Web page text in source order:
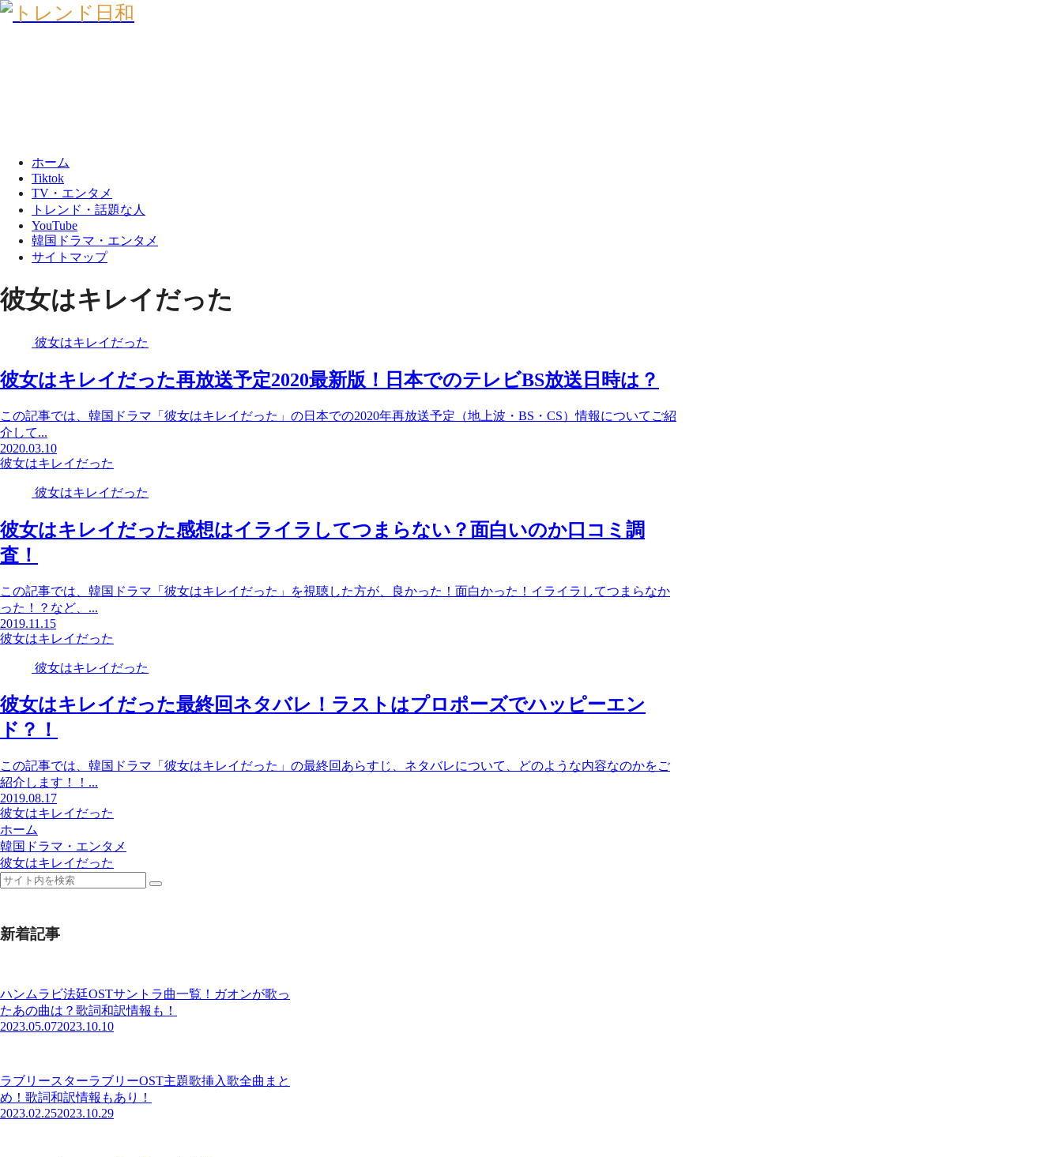
ホーム
Tiktok
TV・エンタメ
トレンド・話題な人
YouTube
韓国ドラマ・エンタメ
サイトマップ
彼女はキレイだった
彼女はキレイだった
彼女はキレイだった再放送予定2020最新版！日本でのテレビBS放送日時は？
この記事では、韓国ドラマ「彼女はキレイだった」の日本での2020年再放送予定（地上波・BS・CS）情報についてご紹
介して...
2020.03.10
彼女はキレイだった
彼女はキレイだった
彼女はキレイだった感想はイライラしてつまらない？面白いのか口コミ調
査！
この記事では、韓国ドラマ「彼女はキレイだった」を視聴した方が、良かった！面白かった！イライラしてつまらなか
った！？など、...
2019.11.15
彼女はキレイだった
彼女はキレイだった
彼女はキレイだった最終回ネタバレ！ラストはプロポーズでハッピーエン
ド？！
この記事では、韓国ドラマ「彼女はキレイだった」の最終回あらすじ、ネタバレについて、どのような内容なのかをご
紹介します！！...
2019.08.17
彼女はキレイだった
ホーム
韓国ドラマ・エンタメ
彼女はキレイだった
新着記事
ハンムラビ法廷OSTサントラ曲一覧！ガオンが歌っ
たあの曲は？歌詞和訳情報も！
2023.05.072023.10.10
ラブリースターラブリーOST主題歌挿入歌全曲まと
め！歌詞和訳情報もあり！
2023.02.252023.10.29